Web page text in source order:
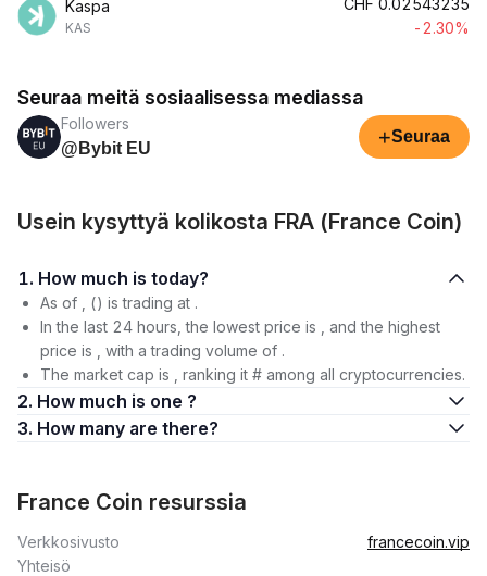
Kaspa
KAS
CHF 0.02543235
-2.30%
Seuraa meitä sosiaalisessa mediassa
Followers
@Bybit EU
+Seuraa
Usein kysyttyä kolikosta FRA (France Coin)
1. How much is today?
As of , () is trading at .
In the last 24 hours, the lowest price is , and the highest
price is , with a trading volume of .
The market cap is , ranking it # among all cryptocurrencies.
2. How much is one ?
3. How many are there?
France Coin resurssia
Verkkosivusto
francecoin.vip
Yhteisö